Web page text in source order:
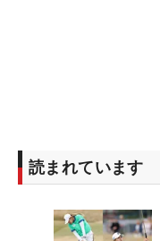
読まれています